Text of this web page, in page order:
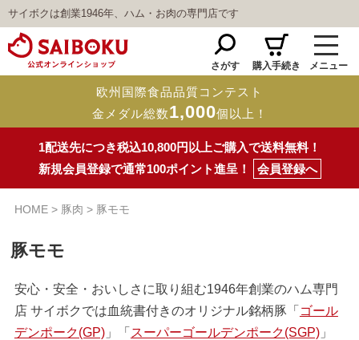
サイボクは創業1946年、ハム・お肉の専門店です
さがす 購入手続き メニュー
欧州国際食品品質コンテスト
金メダル総数1,000個以上！
1配送先につき税込10,800円以上ご購入で送料無料！
新規会員登録で通常100ポイント進呈！
会員登録へ
HOME 豚肉 豚モモ
豚モモ
安心・安全・おいしさに取り組む1946年創業のハム専門
店 サイボクでは血統書付きのオリジナル銘柄豚「 ゴール
デンポーク(GP)」「 スーパーゴールデンポーク(SGP)」